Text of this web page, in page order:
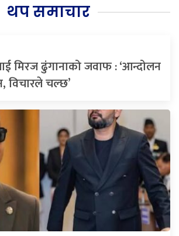
थप समाचार
मिरज ढुंगानाको जवाफ : ‘आन्दोलन
विचारले चल्छ’